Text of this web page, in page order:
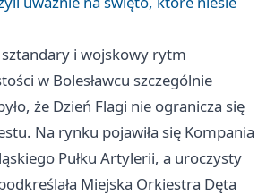
sztandary i wojskowy rytm
w Bolesławcu szczególnie
że Dzień Flagi nie ogranicza się
Na rynku pojawiła się Kompania
Pułku Artylerii, a uroczysty
Miejska Orkiestra Dęta